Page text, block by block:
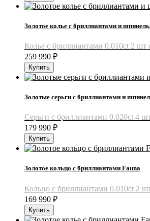
Золотое колье с бриллиантами и
Колье с бриллиантами 0.010ct 2
259 990 ₽
Золотые серьги с бриллиантами и
Серьги с бриллиантами 0.020ct 4
179 990 ₽
Золотое кольцо с бриллиантами Fauna
Кольцо с бриллиантами 0.010ct 2
169 990 ₽